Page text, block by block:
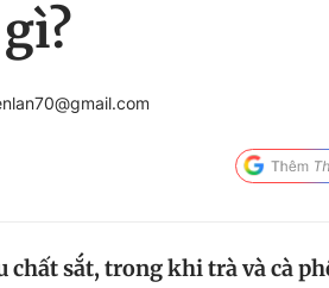
chất sắt, trong khi trà và cà